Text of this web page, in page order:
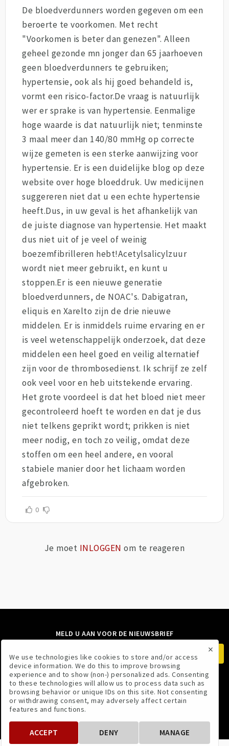
De bloedverdunners worden gegeven om een
beroerte te voorkomen. Met recht
"Voorkomen is beter dan genezen". Alleen
geheel gezonde mn jonger dan 65 jaarhoeven
geen bloedverdunners te gebruiken;
hypertensie, ook als hij goed behandeld is,
vormt een risico-factor.De vraag is natuurlijk
wer er sprake is van hypertensie. Eenmalige
hoge waarde is dat natuurlijk niet; tenminste
3 maal meer dan 140/80 mmHg op correcte
wijze gemeten is een sterke aanwijzing voor
hypertensie. Er is een duidelijke blog op deze
website over hoge bloeddruk. Uw medicijnen
suggereren niet dat u een echte hypertensie
heeft.Dus, in uw geval is het afhankelijk van
de juiste diagnose van hypertensie. Het maakt
dus niet uit of je veel of weinig
boezemfibrilleren hebt!Acetylsalicylzuur
wordt niet meer gebruikt, en kunt u
stoppen.Er is een nieuwe generatie
bloedverdunners, de NOAC's. Dabigatran,
eliquis en Xarelto zijn de drie nieuwe
middelen. Er is inmiddels ruime ervaring en er
is veel wetenschappelijk onderzoek, dat deze
middelen een heel goed en veilig alternatief
zijn voor de thrombosedienst. Ik schrijf ze zelf
ook veel voor en heb uitstekende ervaring.
Het grote voordeel is dat het bloed niet meer
gecontroleerd hoeft te worden en dat je dus
niet telkens geprikt wordt; prikken is niet
meer nodig, en toch zo veilig, omdat deze
stoffen om een heel andere, en vooral
stabiele manier door het lichaam worden
afgebroken.
0
Je moet INLOGGEN om te reageren
MELD U AAN VOOR DE NIEUWSBRIEF
VOLG ONS
×
We use technologies like cookies to store and/or access
device information. We do this to improve browsing
experience and to show (non-) personalized ads. Consenting
to these technologies will allow us to process data such as
browsing behavior or unique IDs on this site. Not consenting
or withdrawing consent, may adversely affect certain
features and functions.
ACCEPT DENY MANAGE